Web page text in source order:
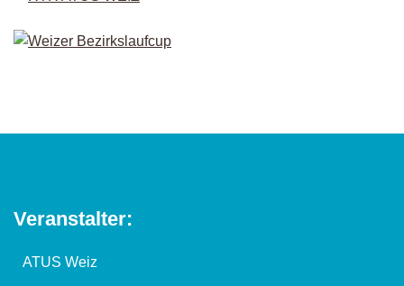
Veranstalter:
ATUS Weiz